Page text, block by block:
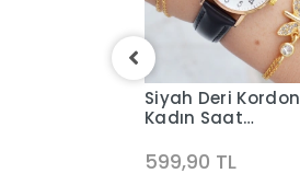
Siyah Deri Kordon
Kadın Saat
599,90 TL